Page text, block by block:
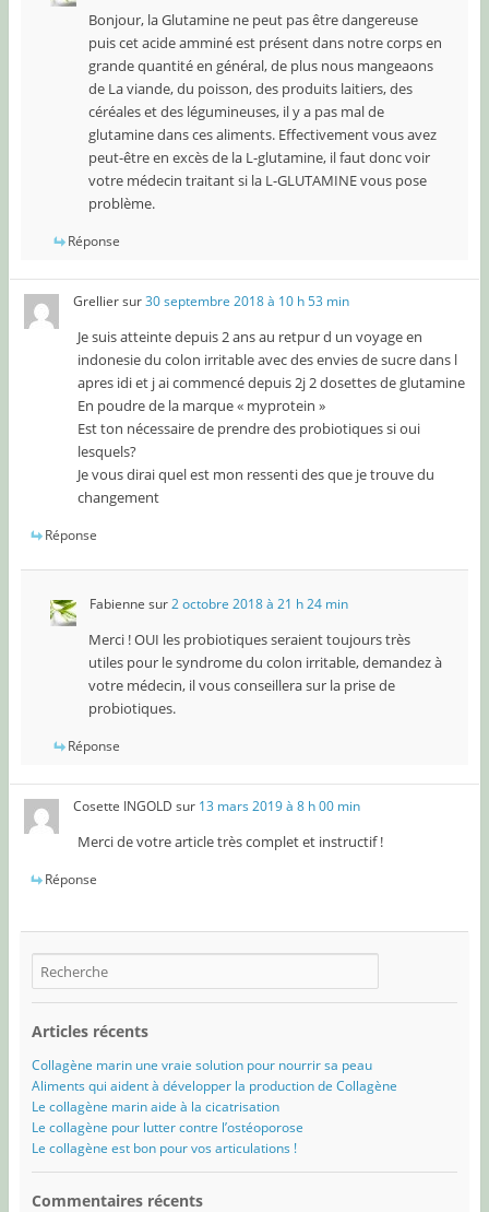
Bonjour, la Glutamine ne peut pas être dangereuse
puis cet acide amminé est présent dans notre corps en
grande quantité en général, de plus nous mangeaons
de La viande, du poisson, des produits laitiers, des
céréales et des légumineuses, il y a pas mal de
glutamine dans ces aliments. Effectivement vous avez
peut-être en excès de la L-glutamine, il faut donc voir
votre médecin traitant si la L-GLUTAMINE vous pose
problème.
Réponse
Grelliersur30 septembre 2018 à 10 h 53 min
Je suis atteinte depuis 2 ans au retpur d un voyage en
indonesie du colon irritable avec des envies de sucre dans l
apres idi et j ai commencé depuis 2j 2 dosettes de glutamine
En poudre de la marque « myprotein »
Est ton nécessaire de prendre des probiotiques si oui
lesquels?
Je vous dirai quel est mon ressenti des que je trouve du
changement
Réponse
Fabienne sur2 octobre 2018 à 21 h 24 min
Merci ! OUI les probiotiques seraient toujours très
utiles pour le syndrome du colon irritable, demandez à
votre médecin, il vous conseillera sur la prise de
probiotiques.
Réponse
Cosette INGOLD sur 13 mars 2019 à 8 h 00 min
Merci de votre article très complet et instructif !
Réponse
Articles récents
Collagène marin une vraie solution pour nourrir sa peau
Aliments qui aident à développer la production de Collagène
Le collagène marin aide à la cicatrisation
Le collagène pour lutter contre l’ostéoporose
Le collagène est bon pour vos articulations !
Commentaires récents